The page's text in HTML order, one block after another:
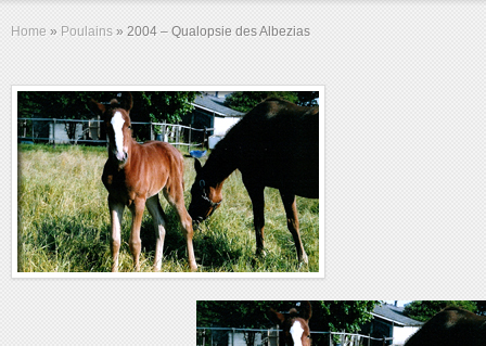
Home » Poulains » 2004 – Qualopsie des Albezias